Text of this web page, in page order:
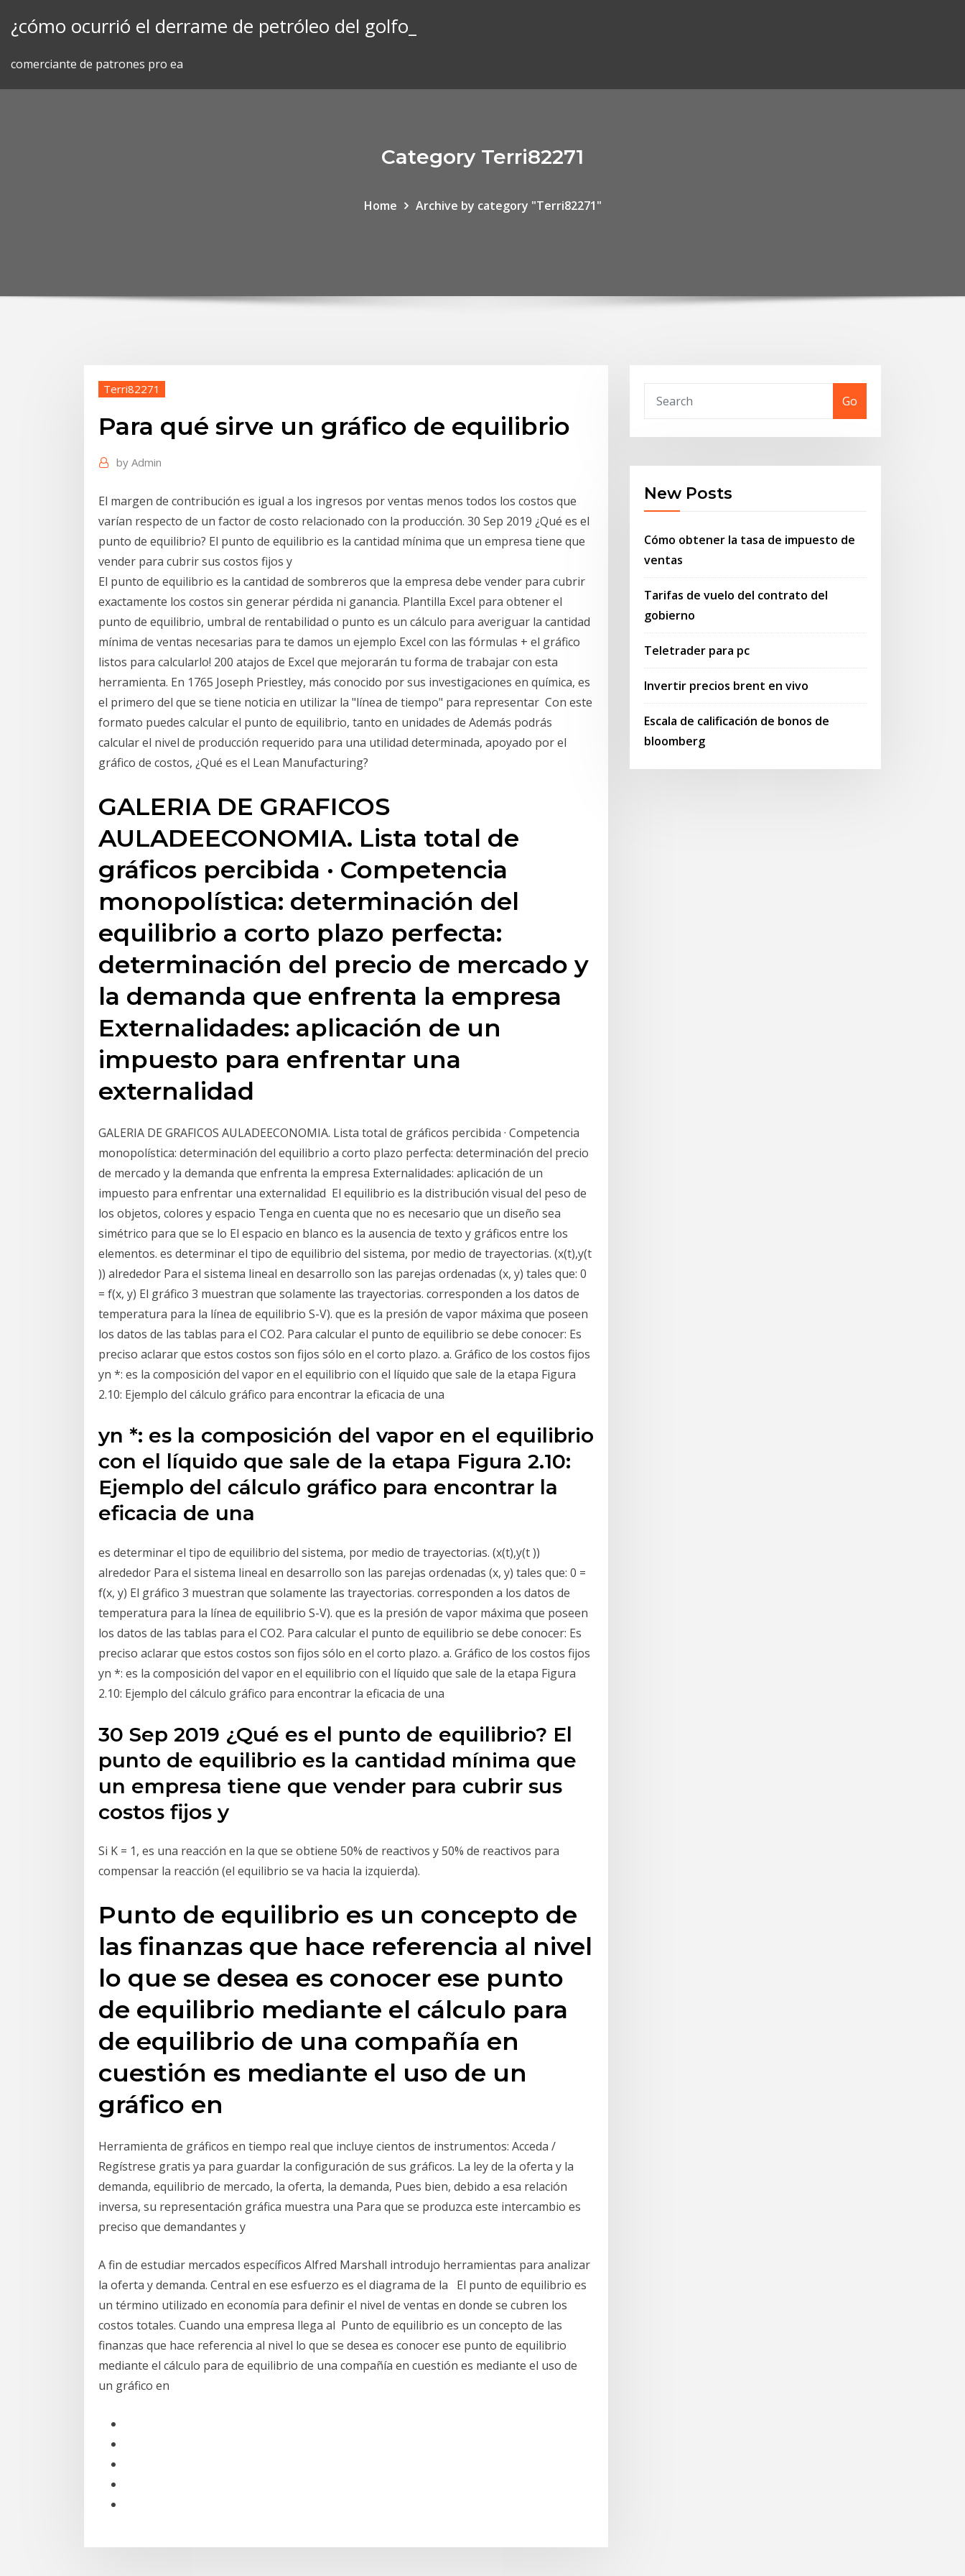
¿cómo ocurrió el derrame de petróleo del golfo_
comerciante de patrones pro ea
Category Terri82271
Home Archive by category "Terri82271"
Terri82271
Para qué sirve un gráfico de equilibrio
by Admin
El margen de contribución es igual a los ingresos por ventas menos todos los costos que
varían respecto de un factor de costo relacionado con la producción. 30 Sep 2019 ¿Qué es el
punto de equilibrio? El punto de equilibrio es la cantidad mínima que un empresa tiene que
vender para cubrir sus costos fijos y
El punto de equilibrio es la cantidad de sombreros que la empresa debe vender para cubrir
exactamente los costos sin generar pérdida ni ganancia. Plantilla Excel para obtener el
punto de equilibrio, umbral de rentabilidad o punto es un cálculo para averiguar la cantidad
mínima de ventas necesarias para te damos un ejemplo Excel con las fórmulas + el gráfico
listos para calcularlo! 200 atajos de Excel que mejorarán tu forma de trabajar con esta
herramienta. En 1765 Joseph Priestley, más conocido por sus investigaciones en química, es
el primero del que se tiene noticia en utilizar la "línea de tiempo" para representar Con este
formato puedes calcular el punto de equilibrio, tanto en unidades de Además podrás
calcular el nivel de producción requerido para una utilidad determinada, apoyado por el
gráfico de costos, ¿Qué es el Lean Manufacturing?
GALERIA DE GRAFICOS
AULADEECONOMIA. Lista total de
gráficos percibida · Competencia
monopolística: determinación del
equilibrio a corto plazo perfecta:
determinación del precio de mercado y
la demanda que enfrenta la empresa
Externalidades: aplicación de un
impuesto para enfrentar una
externalidad
GALERIA DE GRAFICOS AULADEECONOMIA. Lista total de gráficos percibida · Competencia
monopolística: determinación del equilibrio a corto plazo perfecta: determinación del precio
de mercado y la demanda que enfrenta la empresa Externalidades: aplicación de un
impuesto para enfrentar una externalidad El equilibrio es la distribución visual del peso de
los objetos, colores y espacio Tenga en cuenta que no es necesario que un diseño sea
simétrico para que se lo El espacio en blanco es la ausencia de texto y gráficos entre los
elementos. es determinar el tipo de equilibrio del sistema, por medio de trayectorias. (x(t),y(t
)) alrededor Para el sistema lineal en desarrollo son las parejas ordenadas (x, y) tales que: 0
= f(x, y) El gráfico 3 muestran que solamente las trayectorias. corresponden a los datos de
temperatura para la línea de equilibrio S-V). que es la presión de vapor máxima que poseen
los datos de las tablas para el CO2. Para calcular el punto de equilibrio se debe conocer: Es
preciso aclarar que estos costos son fijos sólo en el corto plazo. a. Gráfico de los costos fijos
yn *: es la composición del vapor en el equilibrio con el líquido que sale de la etapa Figura
2.10: Ejemplo del cálculo gráfico para encontrar la eficacia de una
yn *: es la composición del vapor en el equilibrio
con el líquido que sale de la etapa Figura 2.10:
Ejemplo del cálculo gráfico para encontrar la
eficacia de una
es determinar el tipo de equilibrio del sistema, por medio de trayectorias. (x(t),y(t ))
alrededor Para el sistema lineal en desarrollo son las parejas ordenadas (x, y) tales que: 0 =
f(x, y) El gráfico 3 muestran que solamente las trayectorias. corresponden a los datos de
temperatura para la línea de equilibrio S-V). que es la presión de vapor máxima que poseen
los datos de las tablas para el CO2. Para calcular el punto de equilibrio se debe conocer: Es
preciso aclarar que estos costos son fijos sólo en el corto plazo. a. Gráfico de los costos fijos
yn *: es la composición del vapor en el equilibrio con el líquido que sale de la etapa Figura
2.10: Ejemplo del cálculo gráfico para encontrar la eficacia de una
30 Sep 2019 ¿Qué es el punto de equilibrio? El
punto de equilibrio es la cantidad mínima que
un empresa tiene que vender para cubrir sus
costos fijos y
Si K = 1, es una reacción en la que se obtiene 50% de reactivos y 50% de reactivos para
compensar la reacción (el equilibrio se va hacia la izquierda).
Punto de equilibrio es un concepto de
las finanzas que hace referencia al nivel
lo que se desea es conocer ese punto
de equilibrio mediante el cálculo para
de equilibrio de una compañía en
cuestión es mediante el uso de un
gráfico en
Herramienta de gráficos en tiempo real que incluye cientos de instrumentos: Acceda /
Regístrese gratis ya para guardar la configuración de sus gráficos. La ley de la oferta y la
demanda, equilibrio de mercado, la oferta, la demanda, Pues bien, debido a esa relación
inversa, su representación gráfica muestra una Para que se produzca este intercambio es
preciso que demandantes y
A fin de estudiar mercados específicos Alfred Marshall introdujo herramientas para analizar
la oferta y demanda. Central en ese esfuerzo es el diagrama de la El punto de equilibrio es
un término utilizado en economía para definir el nivel de ventas en donde se cubren los
costos totales. Cuando una empresa llega al Punto de equilibrio es un concepto de las
finanzas que hace referencia al nivel lo que se desea es conocer ese punto de equilibrio
mediante el cálculo para de equilibrio de una compañía en cuestión es mediante el uso de
un gráfico en
Go
New Posts
Cómo obtener la tasa de impuesto de
ventas
Tarifas de vuelo del contrato del
gobierno
Teletrader para pc
Invertir precios brent en vivo
Escala de calificación de bonos de
bloomberg